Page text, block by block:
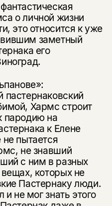
о личной жизни
это относится к уже
заметный
его
пастернаковский
Хармс строит
пародию на
к Елене
пытается
не знавший
с ним в разных
которых не
Пастернаку люди.
не мог знать этого